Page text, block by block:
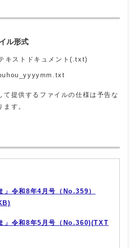
ル形式
キストドキュメント(.txt)
提供するファイルの仕様は予告な
す。
」令和8年4月号（No.359）
」令和8年5月号（No.360)(TXT